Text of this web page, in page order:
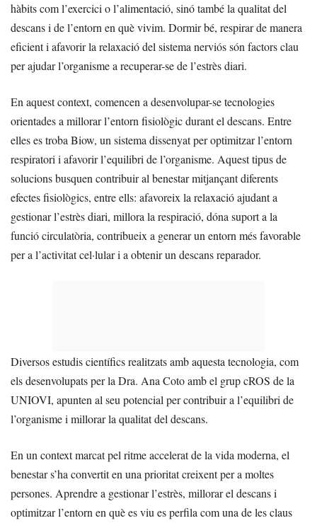
hàbits com l’exercici o l’alimentació, sinó també la qualitat del
descans i de l’entorn en què vivim. Dormir bé, respirar de manera
eficient i afavorir la relaxació del sistema nerviós són factors clau
per ajudar l’organisme a recuperar-se de l’estrès diari.
En aquest context, comencen a desenvolupar-se tecnologies
orientades a millorar l’entorn fisiològic durant el descans. Entre
elles es troba Biow, un sistema dissenyat per optimitzar l’entorn
respiratori i afavorir l’equilibri de l’organisme. Aquest tipus de
solucions busquen contribuir al benestar mitjançant diferents
efectes fisiològics, entre ells: afavoreix la relaxació ajudant a
gestionar l’estrès diari, millora la respiració, dóna suport a la
funció circulatòria, contribueix a generar un entorn més favorable
per a l’activitat cel·lular i a obtenir un descans reparador.
Diversos estudis científics realitzats amb aquesta tecnologia, com
els desenvolupats per la Dra. Ana Coto amb el grup cROS de la
UNIOVI, apunten al seu potencial per contribuir a l’equilibri de
l’organisme i millorar la qualitat del descans.
En un context marcat pel ritme accelerat de la vida moderna, el
benestar s’ha convertit en una prioritat creixent per a moltes
persones. Aprendre a gestionar l’estrès, millorar el descans i
optimitzar l’entorn en què es viu es perfila com una de les claus